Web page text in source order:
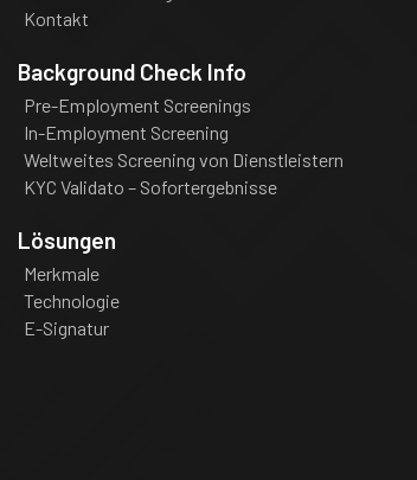
Kontakt
Background Check Info
Pre-Employment Screenings
In-Employment Screening
Weltweites Screening von Dienstleistern
KYC Validato – Sofortergebnisse
Lösungen
Merkmale
Technologie
E-Signatur